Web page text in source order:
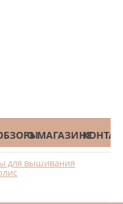
О МАГАЗИНЕ
для вышивания